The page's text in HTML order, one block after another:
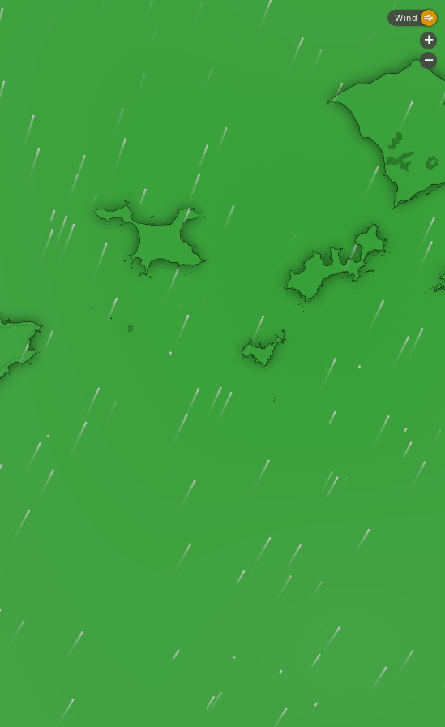
Wind
+
-